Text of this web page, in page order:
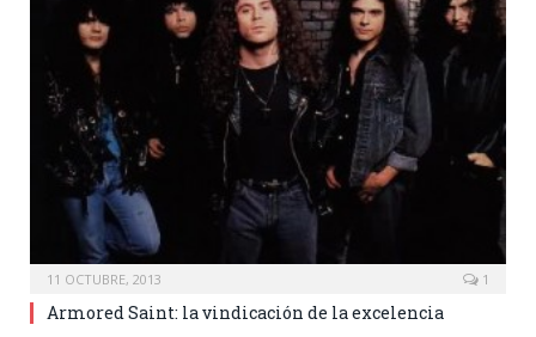
11 OCTUBRE, 2013 1
Armored Saint: la vindicación de la excelencia